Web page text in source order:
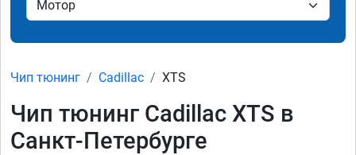
Чип тюнинг Cadillac XTS
Чип тюнинг Cadillac XTS в
Санкт-Петербурге